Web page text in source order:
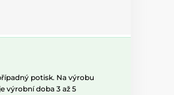
potisk. Na výrobu
výrobní doba 3 až 5